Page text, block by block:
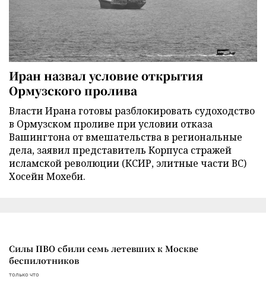
Иран назвал условие открытия
Ормузского пролива
Власти Ирана готовы разблокировать судоходство
в Ормузском проливе при условии отказа
Вашингтона от вмешательства в региональные
дела, заявил представитель Корпуса стражей
исламской революции (КСИР, элитные части ВС)
Хосейн Мохеби.
Силы ПВО сбили семь летевших к Москве
беспилотников
только что